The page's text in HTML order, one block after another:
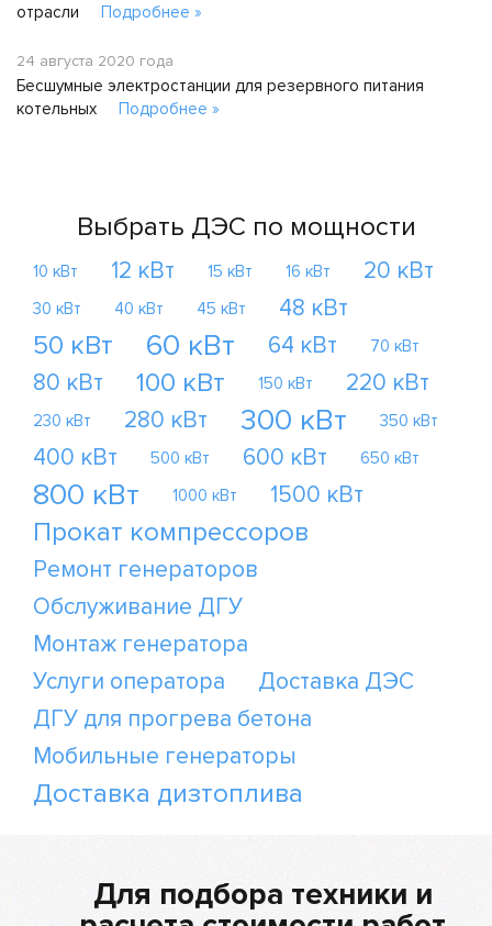
отрасли
Подробнее »
24 августа 2020 года
Бесшумные электростанции для резервного питания
котельных
Подробнее »
Выбрать ДЭС по мощности
10 кВт 12 кВт 15 кВт 16 кВт 20 кВт
30 кВт 40 кВт 45 кВт 48 кВт
50 кВт 60 кВт 64 кВт 70 кВт
80 кВт 100 кВт 150 кВт 220 кВт
230 кВт 280 кВт 300 кВт 350 кВт
400 кВт 500 кВт 600 кВт 650 кВт
800 кВт 1000 кВт 1500 кВт
Прокат компрессоров
Ремонт генераторов
Обслуживание ДГУ
Монтаж генератора
Услуги оператора
Доставка ДЭС
ДГУ для прогрева бетона
Мобильные генераторы
Доставка дизтоплива
Для подбора техники и